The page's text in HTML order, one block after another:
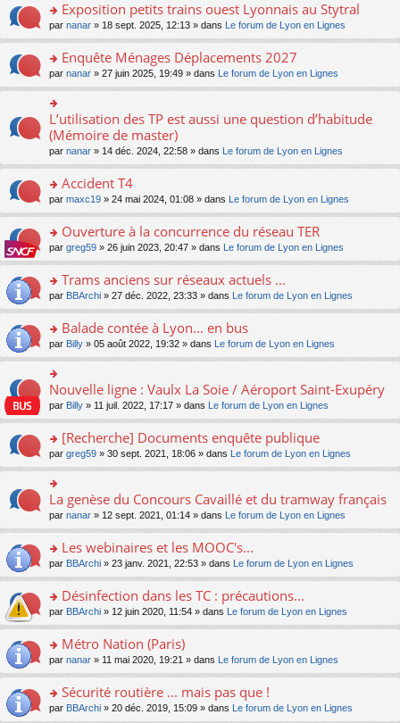
ult
er
le
m
e
s
g
e
n
o
lu
le
pl
u
s
e
nt
o
n
ult
er
le
m
s
a
e
n
o
lu
le
pl
u
s
e
nt
Exposition petits trains ouest Lyonnais au Stytral
par nanar » 18 sept. 2025, 12:13 » dans Le forum de Lyon en Lignes
o
n
s
ult
er
le
m
e
s
a
e
n
o
lu
le
pl
u
s
c
nt
Enquête Ménages Déplacements 2027
par nanar » 27 juin 2025, 19:49 » dans Le forum de Lyon en Lignes
n
s
ult
er
le
m
e
s
a
g
e
n
lu
le
pl
u
s
c
e
nt
L’utilisation des TP est aussi une question d’habitude
(Mémoire de master)
par nanar » 14 déc. 2024, 22:58 » dans Le forum de Lyon en Lignes
o
n
ult
er
le
m
e
a
g
e
n
o
lu
pl
u
s
ré
c
e
nt
Accident T4
par maxc19 » 24 mai 2024, 01:08 » dans Le forum de Lyon en Lignes
o
n
ult
er
le
m
e
s
g
e
n
o
lu
pl
u
s
ré
e
nt
Ouverture à la concurrence du réseau TER
par greg59 » 26 juin 2023, 20:47 » dans Le forum de Lyon en Lignes
o
n
ult
er
le
m
e
s
g
e
n
o
n
le
u
s
ré
e
nt
Trams anciens sur réseaux actuels ...
par BBArchi » 27 déc. 2022, 23:33 » dans Le forum de Lyon en Lignes
o
n
s
ult
er
le
m
e
s
a
e
n
o
n
le
u
s
ré
e
nt
Balade contée à Lyon... en bus
par Billy » 05 août 2022, 19:32 » dans Le forum de Lyon en Lignes
o
n
er
le
m
e
s
a
g
e
n
o
lu
le
pl
u
s
e
nt
Nouvelle ligne : Vaulx La Soie / Aéroport Saint-Exupéry
par Billy » 11 juil. 2022, 17:17 » dans Le forum de Lyon en Lignes
o
n
s
ult
er
le
m
e
s
g
e
n
o
lu
pl
u
[Recherche] Documents enquête publique
par greg59 » 30 sept. 2021, 18:06 » dans Le forum de Lyon en Lignes
n
er
le
m
e
s
a
g
e
n
n
lu
La genèse du Concours Cavaillé et du tramway français
par nanar » 12 sept. 2021, 01:14 » dans Le forum de Lyon en Lignes
o
n
ult
er
le
m
e
a
g
Les webinaires et les MOOC's...
par BBArchi » 23 janv. 2021, 22:53 » dans Le forum de Lyon en Lignes
o
n
ult
er
le
m
e
Désinfection dans les TC : précautions...
par BBArchi » 12 juin 2020, 11:54 » dans Le forum de Lyon en Lignes
o
n
ult
er
Métro Nation (Paris)
par nanar » 11 mai 2020, 19:21 » dans Le forum de Lyon en Lignes
o
Sécurité routière ... mais pas que !
par BBArchi » 20 déc. 2019, 15:09 » dans Le forum de Lyon en Lignes